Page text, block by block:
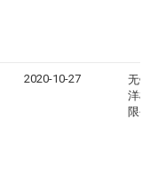
2020-10-27
无锡
洋模
限公